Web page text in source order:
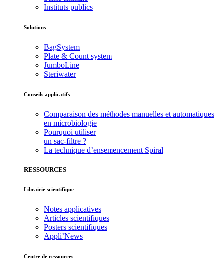
Instituts publics
Solutions
BagSystem
Plate & Count system
JumboLine
Steriwater
Conseils applicatifs
Comparaison des méthodes manuelles et automatiques
en microbiologie
Pourquoi utiliser
un sac-filtre ?
La technique d’ensemencement Spiral
RESSOURCES
Librairie scientifique
Notes applicatives
Articles scientifiques
Posters scientifiques
Appli’News
Centre de ressources